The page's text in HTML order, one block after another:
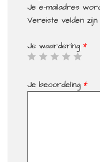
Je e-mailadres
Vereiste velden
Je waardering *
Je beoordeling *